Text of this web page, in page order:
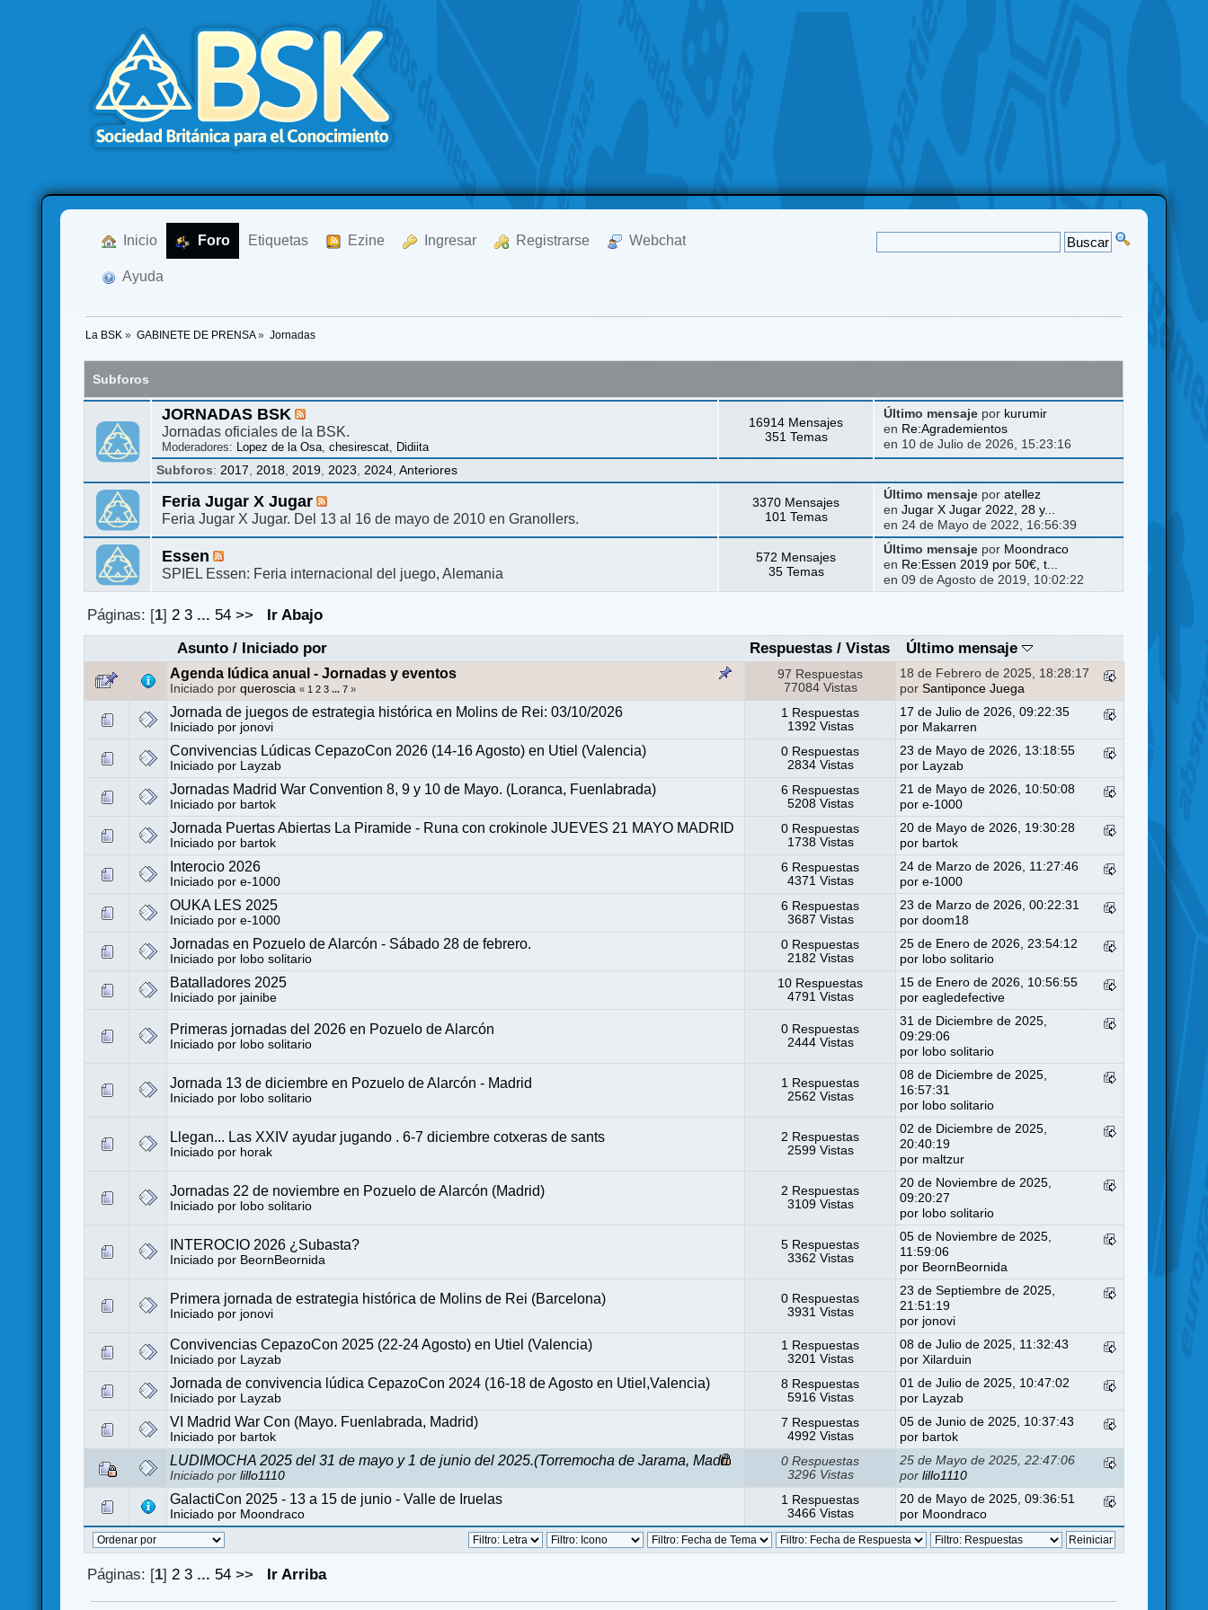
Inicio Foro Etiquetas Ezine Ingresar Registrarse Webchat
Ayuda
La BSK » GABINETE DE PRENSA» Jornadas
Subforos
JORNADAS BSK
Jornadas oficiales de la BSK.
Moderadores: Lopez de la Osa ,chesirescat Didiita
16914 Mensajes
351 Temas
Último mensajepor kurumir
en Re:Agrademientos
en 10 de Julio de 2026, 15:23:16
Subforos: 2017 2018 2019 2023 2024 ,Anteriores
Feria Jugar X Jugar
Feria Jugar X Jugar. Del 13 al 16 de mayo de 2010 en Granollers.
3370 Mensajes
101 Temas
Último mensajepor atellez
en Jugar X Jugar 2022, 28 y...
en 24 de Mayo de 2022, 16:56:39
Essen
SPIEL Essen: Feria internacional del juego, Alemania
572 Mensajes
35 Temas
Último mensajepor Moondraco
en Re:Essen 2019 por 50€, t...
en 09 de Agosto de 2019, 10:02:22
Páginas: [1] 2 3 ... 54 >>
Ir Abajo
Asunto/ Iniciado por Respuestas /Vistas Último mensaje
Agenda lúdica anual - Jornadas y eventos
Iniciado porqueroscia « 1 2 3 ...7 »
97 Respuestas
77084 Vistas
18 de Febrero de 2025, 18:28:17
porSantiponce Juega
Jornada de juegos de estrategia histórica en Molins de Rei: 03/10/2026
Iniciado por jonovi
1 Respuestas
1392 Vistas
17 de Julio de 2026, 09:22:35
por Makarren
Convivencias Lúdicas CepazoCon 2026 (14-16 Agosto) en Utiel (Valencia)
Iniciado por Layzab
0 Respuestas
2834 Vistas
23 de Mayo de 2026, 13:18:55
por Layzab
Jornadas Madrid War Convention 8, 9 y 10 de Mayo. (Loranca, Fuenlabrada)
Iniciado por bartok
6 Respuestas
5208 Vistas
21 de Mayo de 2026, 10:50:08
pore-1000
Jornada Puertas Abiertas La Piramide - Runa con crokinole JUEVES 21 MAYO MADRID
Iniciado por bartok
0 Respuestas
1738 Vistas
20 de Mayo de 2026, 19:30:28
por bartok
Interocio 2026
Iniciado pore-1000
6 Respuestas
4371 Vistas
24 de Marzo de 2026, 11:27:46
pore-1000
OUKA LES 2025
Iniciado pore-1000
6 Respuestas
3687 Vistas
23 de Marzo de 2026, 00:22:31
pordoom18
Jornadas en Pozuelo de Alarcón - Sábado 28 de febrero.
Iniciado por lobo solitario
0 Respuestas
2182 Vistas
25 de Enero de 2026, 23:54:12
por lobo solitario
Batalladores 2025
Iniciado por jainibe
10 Respuestas
4791 Vistas
15 de Enero de 2026, 10:56:55
poreagledefective
Primeras jornadas del 2026 en Pozuelo de Alarcón
Iniciado por lobo solitario
0 Respuestas
2444 Vistas
31 de Diciembre de 2025,
09:29:06
por lobo solitario
Jornada 13 de diciembre en Pozuelo de Alarcón - Madrid
Iniciado por lobo solitario
1 Respuestas
2562 Vistas
08 de Diciembre de 2025,
16:57:31
por lobo solitario
Llegan... Las XXIV ayudar jugando . 6-7 diciembre cotxeras de sants
Iniciado por horak
2 Respuestas
2599 Vistas
02 de Diciembre de 2025,
20:40:19
por maltzur
Jornadas 22 de noviembre en Pozuelo de Alarcón (Madrid)
Iniciado por lobo solitario
2 Respuestas
3109 Vistas
20 de Noviembre de 2025,
09:20:27
por lobo solitario
INTEROCIO 2026 ¿Subasta?
Iniciado por BeornBeornida
5 Respuestas
3362 Vistas
05 de Noviembre de 2025,
11:59:06
por BeornBeornida
Primera jornada de estrategia histórica de Molins de Rei (Barcelona)
Iniciado por jonovi
0 Respuestas
3931 Vistas
23 de Septiembre de 2025,
21:51:19
por jonovi
Convivencias CepazoCon 2025 (22-24 Agosto) en Utiel (Valencia)
Iniciado por Layzab
1 Respuestas
3201 Vistas
08 de Julio de 2025, 11:32:43
porXilarduin
Jornada de convivencia lúdica CepazoCon 2024 (16-18 de Agosto en Utiel,Valencia)
Iniciado por Layzab
8 Respuestas
5916 Vistas
01 de Julio de 2025, 10:47:02
por Layzab
VI Madrid War Con (Mayo. Fuenlabrada, Madrid)
Iniciado por bartok
7 Respuestas
4992 Vistas
05 de Junio de 2025, 10:37:43
por bartok
LUDIMOCHA 2025 del 31 de mayo y 1 de junio del 2025.(Torremocha de Jarama, Madri
Iniciado porlillo1110
0 Respuestas
3296 Vistas
25 de Mayo de 2025, 22:47:06
porlillo1110
GalactiCon 2025 - 13 a 15 de junio - Valle de Iruelas
Iniciado por Moondraco
1 Respuestas
3466 Vistas
20 de Mayo de 2025, 09:36:51
por Moondraco
Páginas: [1] 2 3 ... 54 >> Ir Arriba